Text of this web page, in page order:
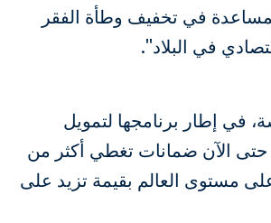
في تخفيف وطأة الفقر
في البلاد".
في إطار برنامجها لتمويل
حتى الآن ضمانات تغطي أكثر من
على مستوى العالم بقيمة تزيد على